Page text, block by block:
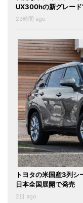
UX300hの新グレー
23時間 ago
トヨタの米国産3列
日本全国展開で発売
2日 ago